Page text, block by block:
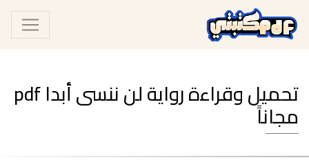
تحميل وقراءة رواية لن ننسى أبدا pdf
مجاناً